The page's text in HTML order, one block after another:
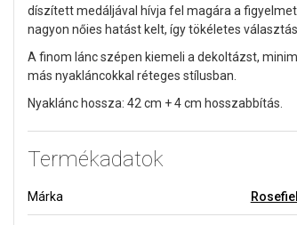
díszített medáljával hívja fel magára a
nagyon nőies hatást kelt, így tökéletes
A finom lánc szépen kiemeli a dekoltázst,
más nyakláncokkal réteges stílusban.
Nyaklánc hossza: 42 cm + 4 cm hosszabbítás.
Termékadatok
Márka